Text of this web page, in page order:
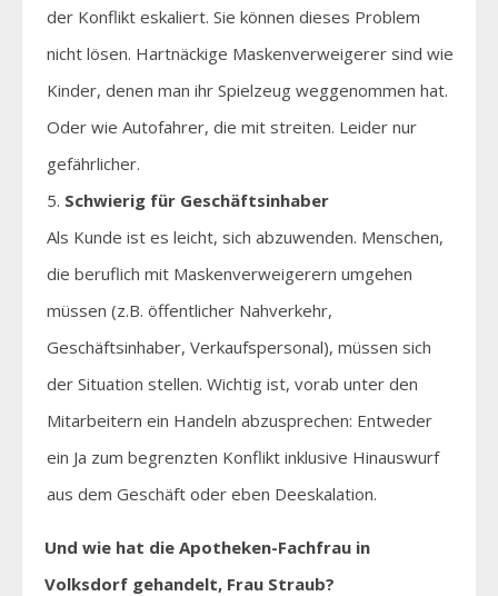
der Konflikt eskaliert. Sie können dieses Problem
nicht lösen. Hartnäckige Maskenverweigerer sind wie
Kinder, denen man ihr Spielzeug weggenommen hat.
Oder wie Autofahrer, die mit streiten. Leider nur
gefährlicher.
Schwierig für Geschäftsinhaber
Als Kunde ist es leicht, sich abzuwenden. Menschen,
die beruflich mit Maskenverweigerern umgehen
müssen (z.B. öffentlicher Nahverkehr,
Geschäftsinhaber, Verkaufspersonal), müssen sich
der Situation stellen. Wichtig ist, vorab unter den
Mitarbeitern ein Handeln abzusprechen: Entweder
ein Ja zum begrenzten Konflikt inklusive Hinauswurf
aus dem Geschäft oder eben Deeskalation.
Und wie hat die Apotheken-Fachfrau in
Volksdorf gehandelt, Frau Straub?